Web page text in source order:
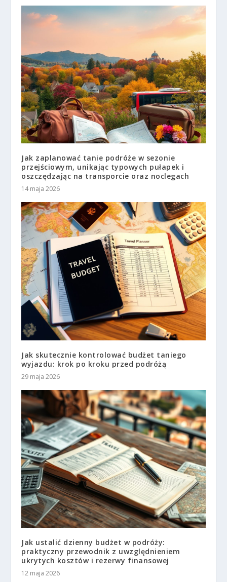
Jak zaplanować tanie podróże w sezonie
przejściowym, unikając typowych pułapek i
oszczędzając na transporcie oraz noclegach
14 maja 2026
Jak skutecznie kontrolować budżet taniego
wyjazdu: krok po kroku przed podróżą
29 maja 2026
Jak ustalić dzienny budżet w podróży:
praktyczny przewodnik z uwzględnieniem
ukrytych kosztów i rezerwy finansowej
12 maja 2026